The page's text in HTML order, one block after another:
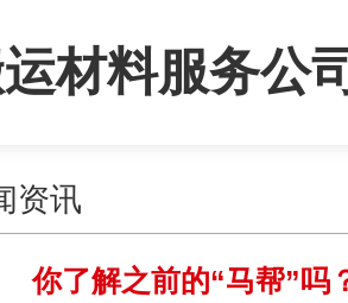
材料服务公
资讯
你了解之前的“马帮”吗